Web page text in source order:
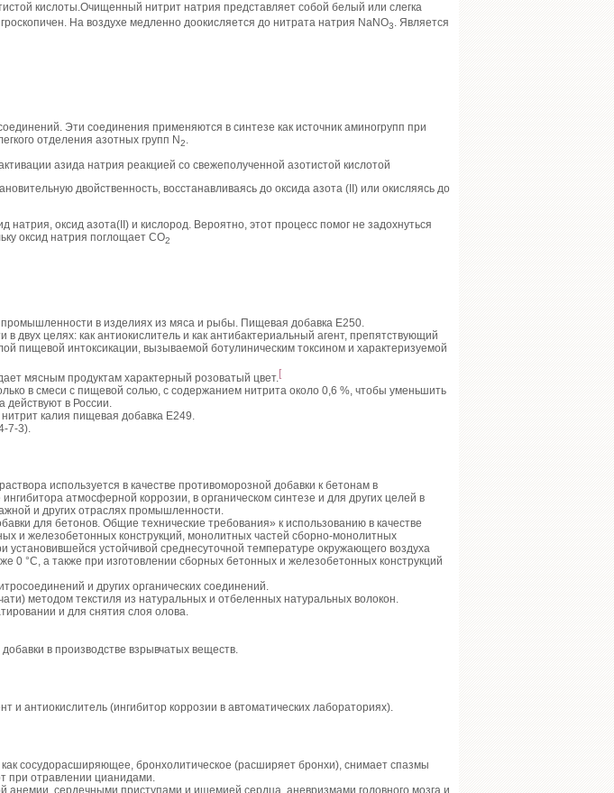
кислоты.Очищенный нитрит натрия представляет собой белый или слегка
На воздухе медленно доокисляется до нитрата натрия NaNO3
. Является
Эти соединения применяются в синтезе как источник аминогрупп при
отделения азотных групп N2
азида натрия реакцией со свежеполученной азотистой кислотой
двойственность, восстанавливаясь до оксида азота (II) или окисляясь до
оксид азота(II) и кислород. Вероятно, этот процесс помог не задохнуться
оксид натрия поглощает CO2
промышленности в изделиях из мяса и рыбы. Пищевая добавка E250.
целях: как антиокислитель и как антибактериальный агент, препятствующий
пищевой интоксикации, вызываемой ботулиническим токсином и характеризуемой
мясным продуктам характерный розоватый цвет.[
в смеси с пищевой солью, с содержанием нитрита около 0,6 %, чтобы уменьшить
действуют в России.
калия пищевая добавка E249.
7-3).
используется в качестве противоморозной добавки к бетонам в
атмосферной коррозии, в органическом синтезе и для других целей в
и других отраслях промышленности.
для бетонов. Общие технические требования» к использованию в качестве
и железобетонных конструкций, монолитных частей сборно-монолитных
установившейся устойчивой среднесуточной температуре окружающего воздуха
0 °C, а также при изготовлении сборных бетонных и железобетонных конструкций
и других органических соединений.
методом текстиля из натуральных и отбеленных натуральных волокон.
и для снятия слоя олова.
в производстве взрывчатых веществ.
и антиокислитель (ингибитор коррозии в автоматических лабораториях).
сосудорасширяющее, бронхолитическое (расширяет бронхи), снимает спазмы
при отравлении цианидами.
анемии, сердечными приступами и ишемией сердца, аневризмами головного мозга и